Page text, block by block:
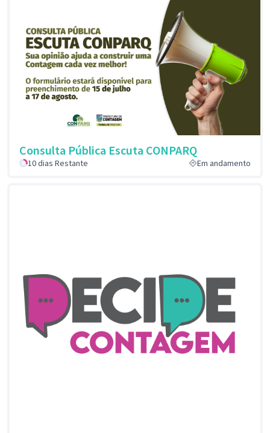
Consulta Pública Escuta CONPARQ
10 dias Restante Em andamento